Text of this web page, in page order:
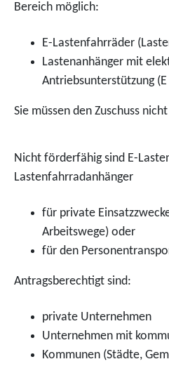
Bereich möglich:
E-Lastenfahrräder
Lastenanhänger mit
Antriebsunterstützung
Sie müssen den Zuschuss
Nicht förderfähig sind E-
Lastenfahrradanhänger
für private
Arbeitswege) oder
für den
Antragsberechtigt sind:
private Unternehmen
Unternehmen mit
Kommunen (Städte,